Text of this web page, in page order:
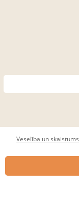
Veselība un skaistums